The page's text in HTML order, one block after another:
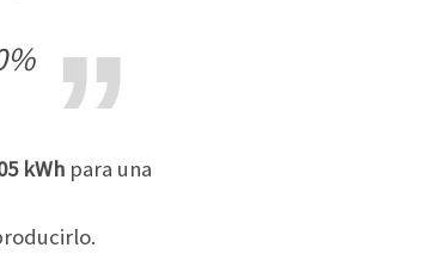
kWh para una